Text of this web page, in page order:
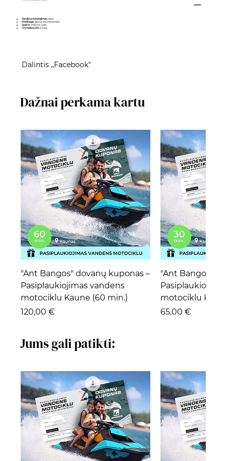
Vandens nutekėjimas: nėra
Medžiaga: glazūruota keramika
Spalva: mėlyna, ruda
Grynasis svoris: 2,5 kg
Dalintis ,,Facebook"
Dažnai perkama kartu
"Ant Bangos" dovanų kuponas –
Pasiplaukiojimas vandens
motociklu Kaune (60 min.)
Kaina
120,00 €
"Ant Bangos"
motociklu
Kaina
65,00 €
Jums gali patikti: